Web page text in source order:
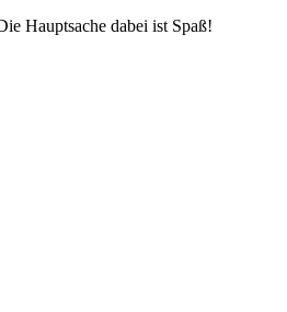
Hauptsache dabei ist Spaß!